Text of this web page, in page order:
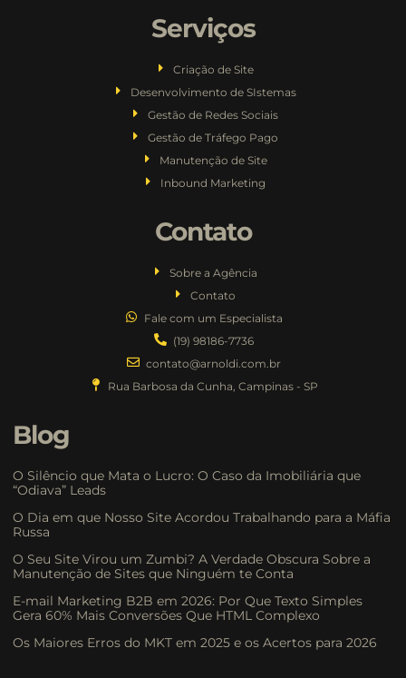
Serviços
Criação de Site
Desenvolvimento de SIstemas
Gestão de Redes Sociais
Gestão de Tráfego Pago
Manutenção de Site
Inbound Marketing
Contato
Sobre a Agência
Contato
Fale com um Especialista
(19) 98186-7736
contato@arnoldi.com.br
Rua Barbosa da Cunha, Campinas - SP
Blog
O Silêncio que Mata o Lucro: O Caso da Imobiliária que
“Odiava” Leads
O Dia em que Nosso Site Acordou Trabalhando para a Máfia
Russa
O Seu Site Virou um Zumbi? A Verdade Obscura Sobre a
Manutenção de Sites que Ninguém te Conta
E-mail Marketing B2B em 2026: Por Que Texto Simples
Gera 60% Mais Conversões Que HTML Complexo
Os Maiores Erros do MKT em 2025 e os Acertos para 2026